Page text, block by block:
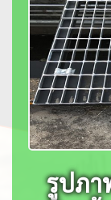
รูปภา